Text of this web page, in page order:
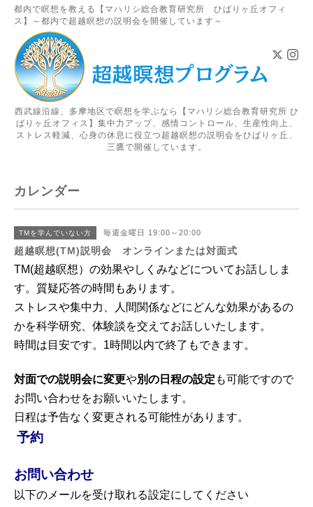
都内で瞑想を教える【マハリシ総合教育研究所 ひばりヶ丘オフィ
ス】～都内で超越瞑想の説明会を開催しています～
西武線沿線、多摩地区で瞑想を学ぶなら【マハリシ総合教育研究所 ひ
ばりヶ丘オフィス】集中力アップ、感情コントロール、生産性向上、
ストレス軽減、心身の休息に役立つ超越瞑想の説明会をひばりヶ丘、
三鷹で開催しています。
カレンダー
TMを学んでいない方 毎週金曜日 19:00～20:00
超越瞑想(TM)説明会 オンラインまたは対面式
TM(超越瞑想）の効果やしくみなどについてお話ししま
す。 質疑応答の時間もあります。
ストレスや集中力、人間関係などにどんな効果があるの
かを科学研究、体験談を交えてお話しいたします。
時間は目安です。1時間以内で終了もできます。
対面での説明会に変更や別の日程の設定 も可能ですので
お問い合わせをお願いいたします。
日程は予告なく変更される可能性があります。
予約
お問い合わせ
以下のメールを受け取れる設定にしてください